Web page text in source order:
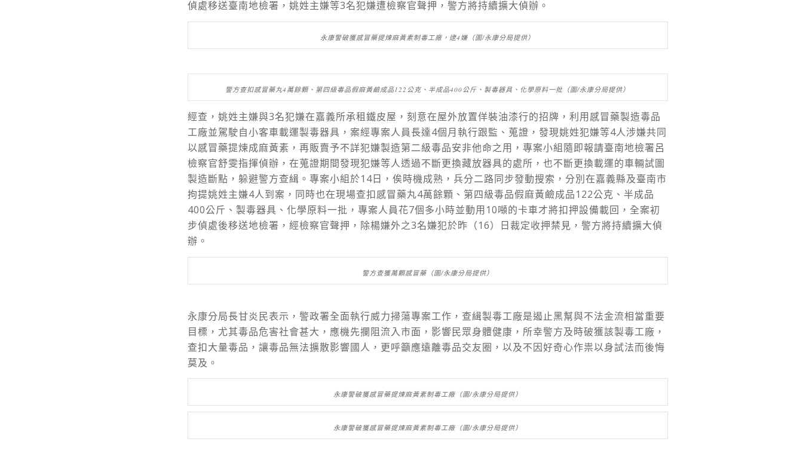
偵處移送臺南地檢署，姚姓主嫌等3名犯嫌遭檢察官聲押，警方將持續擴大偵辦。
永康警破獲感冒藥提煉麻黃素制毒工廠，逮4嫌（圖/永康分局提供）
警方查扣感冒藥丸4萬餘顆、第四級毒品假麻黃鹼成品122公克、半成品400公斤、製毒器具、化學原料一批（圖/永康分局提供）
經查，姚姓主嫌與3名犯嫌在嘉義所承租鐵皮屋，刻意在屋外放置佯裝油漆行的招牌，利用感冒藥製造毒品
工廠並駕駛自小客車載運製毒器具，案經專案人員長達4個月執行跟監、蒐證，發現姚姓犯嫌等4人涉嫌共同
以感冒藥提煉成麻黃素，再販賣予不詳犯嫌製造第二級毒品安非他命之用，專案小組隨即報請臺南地檢署呂
檢察官舒雯指揮偵辦，在蒐證期間發現犯嫌等人透過不斷更換藏放器具的處所，也不斷更換載運的車輛試圖
製造斷點，躲避警方查緝。專案小組於14日，俟時機成熟，兵分二路同步發動搜索，分別在嘉義縣及臺南市
拘提姚姓主嫌4人到案，同時也在現場查扣感冒藥丸4萬餘顆、第四級毒品假麻黃鹼成品122公克、半成品
400公斤、製毒器具、化學原料一批，專案人員花7個多小時並動用10噸的卡車才將扣押設備載回，全案初
步偵處後移送地檢署，經檢察官聲押，除楊嫌外之3名嫌犯於昨（16）日裁定收押禁見，警方將持續擴大偵
辦。
警方查獲萬顆感冒藥（圖/永康分局提供）
永康分局長甘炎民表示，警政署全面執行威力掃蕩專案工作，查緝製毒工廠是遏止黑幫與不法金流相當重要
目標，尤其毒品危害社會甚大，應機先攔阻流入市面，影響民眾身體健康，所幸警方及時破獲該製毒工廠，
查扣大量毒品，讓毒品無法擴散影響國人，更呼籲應遠離毒品交友圈，以及不因好奇心作祟以身試法而後悔
莫及。
永康警破獲感冒藥提煉麻黃素制毒工廠（圖/永康分局提供）
永康警破獲感冒藥提煉麻黃素制毒工廠（圖/永康分局提供）